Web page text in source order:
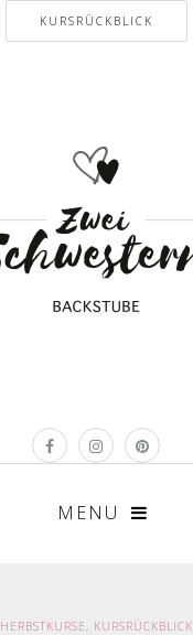
KURSRÜCKBLICK
MENU
HERBSTKURSE, KURSRÜCKBLICK